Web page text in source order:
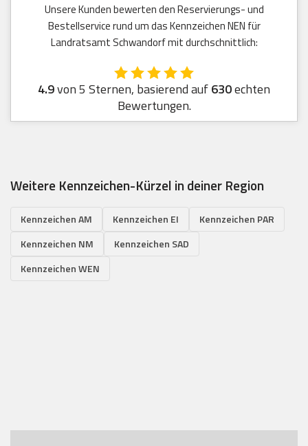
Unsere Kunden bewerten den Reservierungs- und
Bestellservice rund um das Kennzeichen NEN für
Landratsamt Schwandorf mit durchschnittlich:
4.9von 5 Sternen, basierend auf630echten
Bewertungen.
Weitere Kennzeichen-Kürzel in deiner Region
Kennzeichen AM Kennzeichen EI
Kennzeichen PAR
Kennzeichen NM
Kennzeichen SAD
Kennzeichen WEN